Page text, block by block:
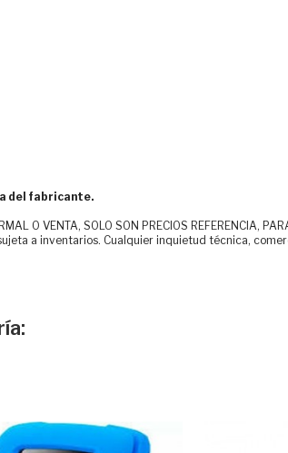
del fabricante.
O VENTA, SOLO SON PRECIOS
a inventarios. Cualquier inquietud técnica,